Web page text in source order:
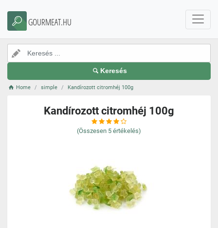
GOURMEAT.HU
Keresés
Home simple Kandírozott citromhéj 100g
Kandírozott citromhéj 100g
(Összesen 5 értékelés)